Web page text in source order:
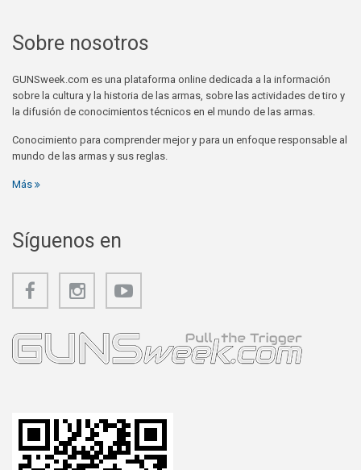
Sobre nosotros
GUNSweek.com es una plataforma online dedicada a la información
sobre la cultura y la historia de las armas, sobre las actividades de tiro y
la difusión de conocimientos técnicos en el mundo de las armas.
Conocimiento para comprender mejor y para un enfoque responsable al
mundo de las armas y sus reglas.
Más
Síguenos en